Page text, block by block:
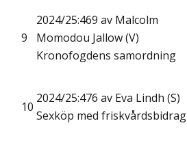
9
2024/25:469 av Malcolm
Momodou Jallow (V)
Kronofogdens samordning
10
2024/25:476 av Eva Lindh (S)
Sexköp med friskvårdsbidrag